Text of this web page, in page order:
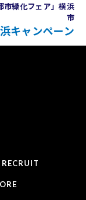
市緑化フェア」横浜
市
キャンペーン
RECRUIT